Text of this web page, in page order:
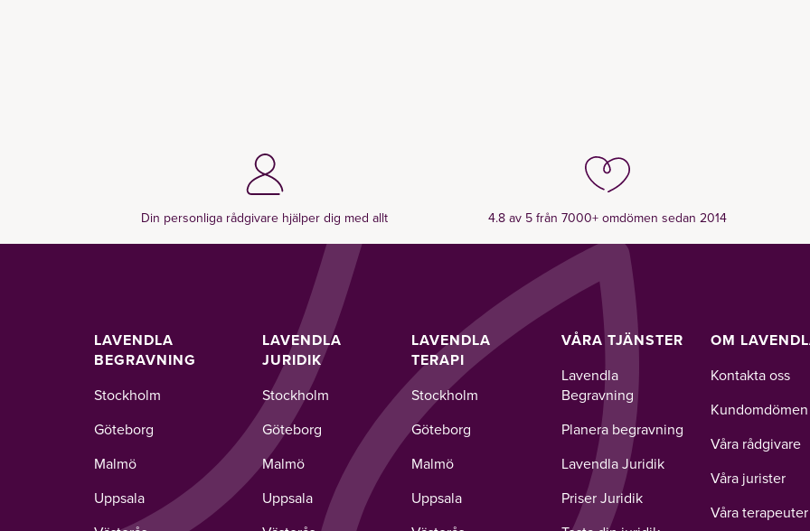
Din personliga rådgivare hjälper dig med allt 4.8 av 5 från 7000+ omdömen sedan 2014
LAVENDLA
BEGRAVNING
Stockholm
Göteborg
Malmö
Uppsala
LAVENDLA
JURIDIK
Stockholm
Göteborg
Malmö
Uppsala
LAVENDLA
TERAPI
Stockholm
Göteborg
Malmö
Uppsala
VÅRA TJÄNSTER
Lavendla
Begravning
Planera begravning
Lavendla Juridik
Priser Juridik
OM
Kontakta oss
Kundomdömen
Våra rådgivare
Våra jurister
Våra terapeuter